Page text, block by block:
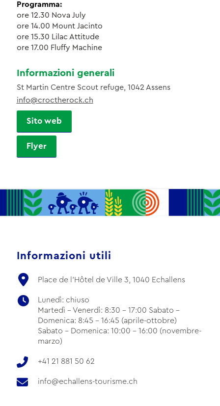
Programma:
ore 12.30 Nova July
ore 14.00 Mount Jacinto
ore 15.30 Lilac Attitude
ore 17.00 Fluffy Machine
Informazioni generali
St Martin Centre Scout refuge, 1042 Assens
info@croctherock.ch
Sito web
Flyer
Informazioni utili
Place de l'Hôtel de Ville 3, 1040 Echallens
Lunedì: chiuso
Martedì - Venerdì: 8:30 - 17:00 Sabato -
Domenica: 8:45 - 16:45 (aprile-ottobre)
Sabato - Domenica: 10:00 - 16:00 (novembre-
marzo)
+41 21 881 50 62
info@echallens-tourisme.ch